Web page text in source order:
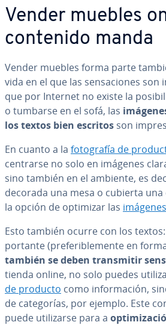
Vender muebles
contenido manda
Vender muebles forma parte
vida en el que las se­n­sa­cio­nes son
que por Internet no existe la
o tumbarse en el sofá, las
los textos bien escritos son
En cuanto a la fo­to­gra­fía de
centrarse no solo en imágenes
sino también en el ambiente, es
decorada una mesa o cubierta una
la opción de optimizar las
Esto también ocurre con los
po­r­ta­n­te (pre­fe­ri­ble­me­n­te en
también se deben tra­n­s­mi­tir
tienda online, no solo puedes
de producto como in­fo­r­ma­ción,
de ca­te­go­rías, por ejemplo. Este
puede uti­li­zar­se para a